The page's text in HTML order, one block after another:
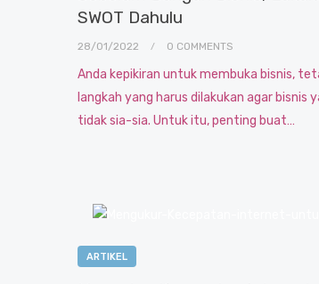
SWOT Dahulu
28/01/2022 0 COMMENTS
Anda kepikiran untuk membuka bisnis,
langkah yang harus dilakukan agar bisnis
tidak sia-sia. Untuk itu, penting buat…
ARTIKEL